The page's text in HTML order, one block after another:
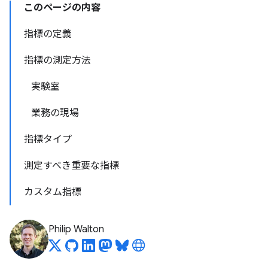
このページの内容
指標の定義
指標の測定方法
実験室
業務の現場
指標タイプ
測定すべき重要な指標
カスタム指標
Philip Walton